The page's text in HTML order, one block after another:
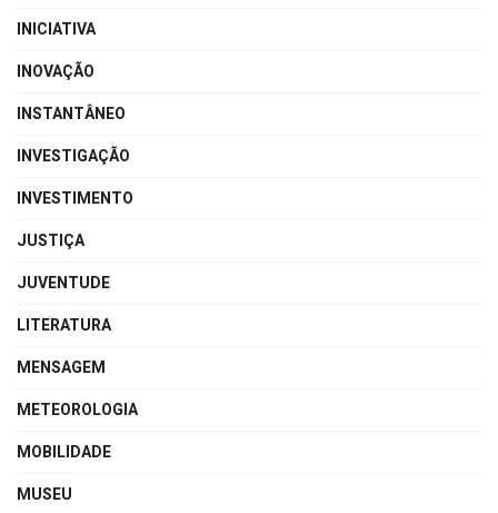
INICIATIVA
INOVAÇÃO
INSTANTÂNEO
INVESTIGAÇÃO
INVESTIMENTO
JUSTIÇA
JUVENTUDE
LITERATURA
MENSAGEM
METEOROLOGIA
MOBILIDADE
MUSEU